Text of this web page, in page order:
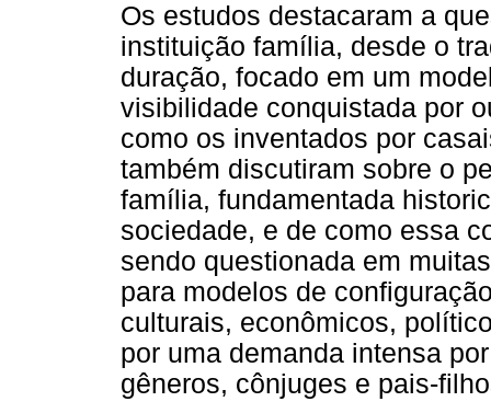
Os estudos destacaram a
instituição família, desde o
duração, focado em um
visibilidade conquistada por
como os inventados por
também discutiram sobre o
família, fundamentada
sociedade, e de como essa
sendo questionada em
para modelos de
culturais, econômicos,
por uma demanda intensa
gêneros, cônjuges e pais-